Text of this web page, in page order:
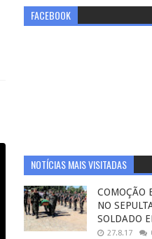
FACEBOOK
NOTÍCIAS MAIS VISITADAS
COMOÇÃO
NO
SOLDADO
27.8.17